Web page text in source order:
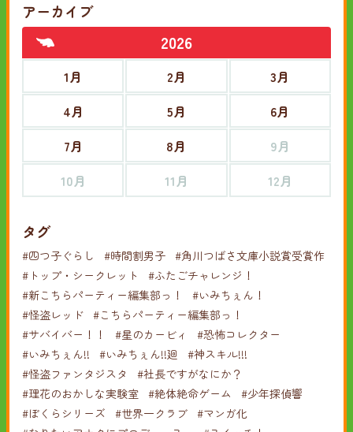
アーカイブ
2026
1月 2月
3月
4月
5月
6月
7月
8月
9月
10月
11月 12月
タグ
#四つ子ぐらし #時間割男子 #角川つばさ文庫小説賞受賞作
#トップ・シークレット
#ふたごチャレンジ！
#新こちらパーティー編集部っ！
#いみちぇん！
#怪盗レッド #こちらパーティー編集部っ！
#サバイバー！！
#星のカービィ
#恐怖コレクター
#いみちぇん!!
#いみちぇん!!廻
#神スキル!!!
#怪盗ファンタジスタ
#社長ですがなにか？
#理花のおかしな実験室 #絶体絶命ゲーム
#少年探偵響
#ぼくらシリーズ
#世界一クラブ #マンガ化